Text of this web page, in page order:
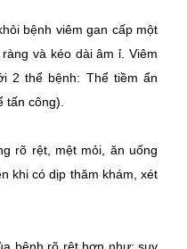
bệnh viêm gan cấp một
và kéo dài âm ỉ. Viêm
2 thể bệnh: Thể tiềm ẩn
tấn công).
rõ rệt, mệt mỏi, ăn uống
khi có dịp thăm khám, xét